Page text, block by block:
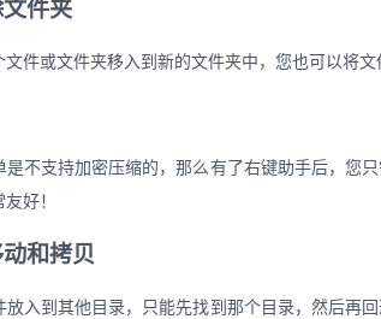
件夹
件或文件夹移入到新的文件夹中，您也可以将文
不支持加密压缩的，那么有了右键助手后，您
好！
和拷贝
入到其他目录，只能先找到那个目录，然后再